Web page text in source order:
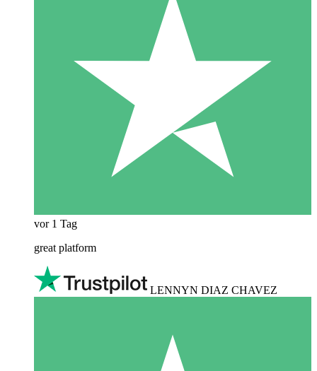
vor 1 Tag
great platform
LENNYN DIAZ CHAVEZ